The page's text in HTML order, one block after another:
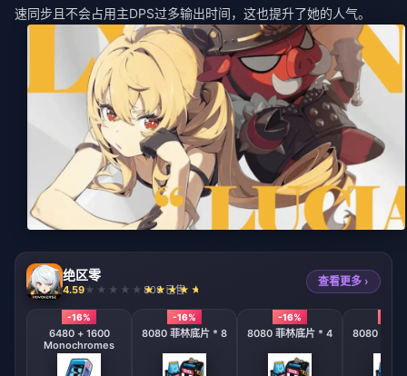
速同步且不会占用主DPS过多输出时间，这也提升了她的人气。
绝区零
4.59 808 已售
查看更多 ›
-16%
6480 + 1600
Monochromes
-16%
8080 菲林底片 * 8
-16%
8080 菲林底片 * 4 8080 菲林